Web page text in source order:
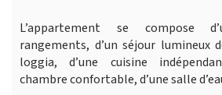
L’appartement se compose
rangements, d’un séjour lumineux
loggia, d’une cuisine
chambre confortable, d’une salle